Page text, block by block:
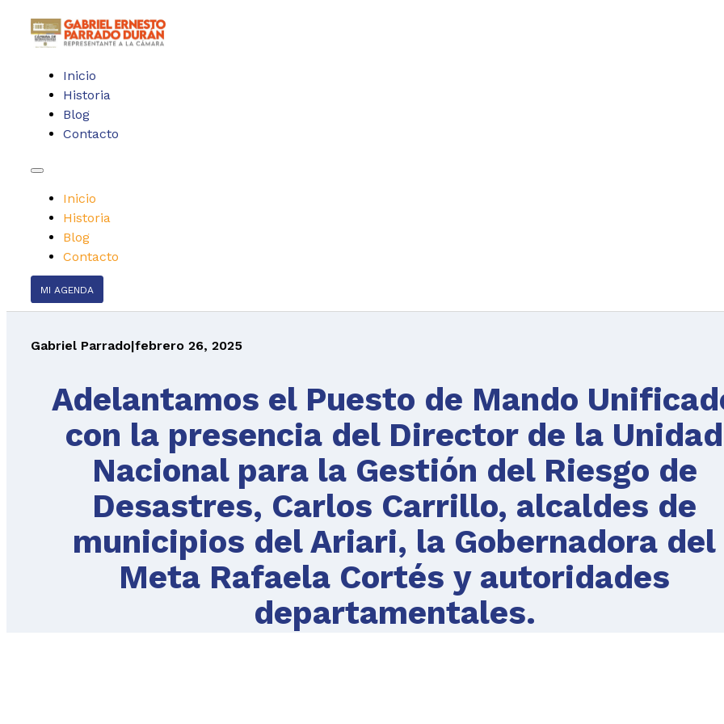
Inicio
Historia
Blog
Contacto
Inicio
Historia
Blog
Contacto
MI AGENDA
Gabriel Parrado|febrero 26, 2025
Adelantamos el Puesto de Mando
con la presencia del Director de la Unidad
Nacional para la Gestión del Riesgo de
Desastres, Carlos Carrillo, alcaldes de
municipios del Ariari, la Gobernadora del
Meta Rafaela Cortés y autoridades
departamentales.